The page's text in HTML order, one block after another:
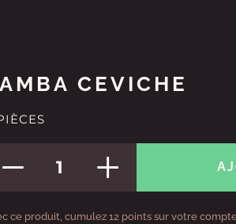
CEVICHE
1
ce produit, cumulez 12 points sur votre